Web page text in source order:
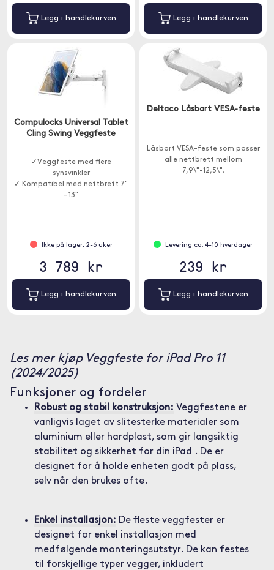
Legg i handlekurven Legg i handlekurven
Compulocks Universal Tablet
Cling Swing Veggfeste
✓Veggfeste med flere
synsvinkler
✓ Kompatibel med nettbrett 7"
- 13"
Ikke på lager, 2-6 uker
3 789 kr
Legg i handlekurven
Deltaco Låsbart VESA-feste
Låsbart VESA-feste som passer
alle nettbrett mellom
7,9\"-12,5\".
Levering ca. 4-10 hverdager
239 kr
Legg i handlekurven
Les mer kjøp Veggfeste for iPad Pro 11
(2024/2025)
Funksjoner og fordeler
Robust og stabil konstruksjon: Veggfestene er
vanligvis laget av slitesterke materialer som
aluminium eller hardplast, som gir langsiktig
stabilitet og sikkerhet for din iPad . De er
designet for å holde enheten godt på plass,
selv når den brukes ofte.
Enkel installasjon: De fleste veggfester er
designet for enkel installasjon med
medfølgende monteringsutstyr. De kan festes
til forskjellige typer vegger, inkludert